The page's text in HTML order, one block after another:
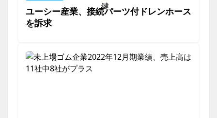
ユーシー産業、接続パーツ付ドレンホース
を訴求